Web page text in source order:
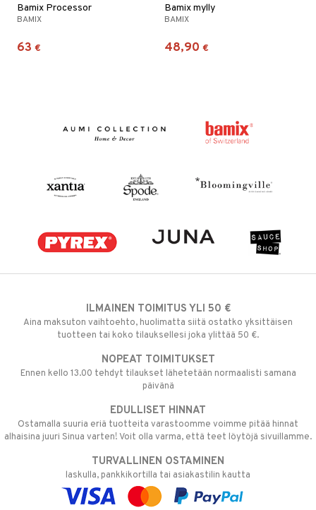
Bamix Processor
BAMIX
63 €
Bamix mylly
BAMIX
48,90 €
ILMAINEN TOIMITUS YLI 50 €
Aina maksuton vaihtoehto, huolimatta siitä ostatko yksittäisen
tuotteen tai koko tilauksellesi joka ylittää 50 €.
NOPEAT TOIMITUKSET
Ennen kello 13.00 tehdyt tilaukset lähetetään normaalisti samana
päivänä
EDULLISET HINNAT
Ostamalla suuria eriä tuotteita varastoomme voimme pitää hinnat
alhaisina juuri Sinua varten! Voit olla varma, että teet löytöjä sivuillamme.
TURVALLINEN OSTAMINEN
laskulla, pankkikortilla tai asiakastilin kautta